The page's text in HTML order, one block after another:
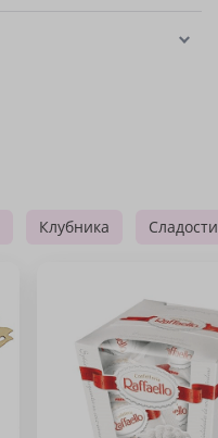
Клубника Сладости